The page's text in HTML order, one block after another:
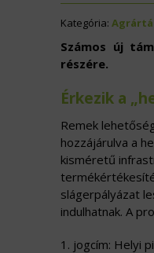
Kategória:
Számos új
részére.
Érkezik a
Remek
hozzájárulva a
kisméretű
slágerpályázat
indulhatnak. A
1. jogcím: Helyi